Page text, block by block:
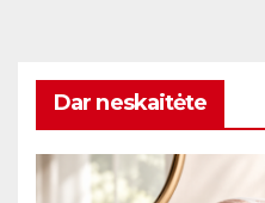
Dar neskaitėte